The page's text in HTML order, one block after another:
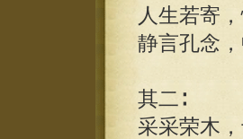
人生若寄，
静言孔念，
其二∶
采采荣木，